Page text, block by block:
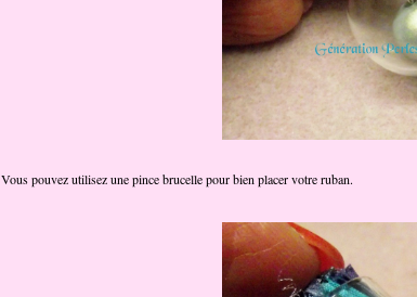
Vous pouvez utilisez une pince brucelle pour bien placer votre ruban.